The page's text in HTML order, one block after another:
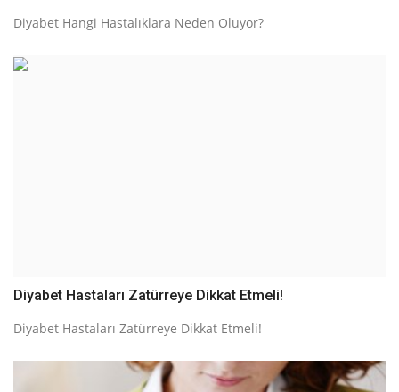
Diyabet Hangi Hastalıklara Neden Oluyor?
Diyabet Hastaları Zatürreye Dikkat Etmeli!
Diyabet Hastaları Zatürreye Dikkat Etmeli!